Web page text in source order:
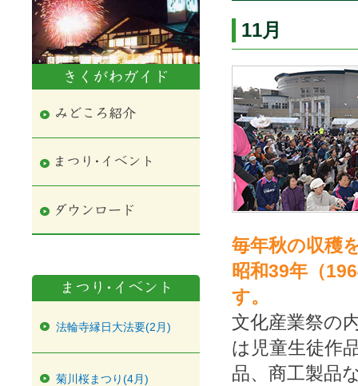
11月
毎年秋の収穫
昭和39年（
す。
文化産業祭の
は児童生徒作
品、商工製品
法輪寺縁日大法要(2月)
菊川桜まつり(4月)